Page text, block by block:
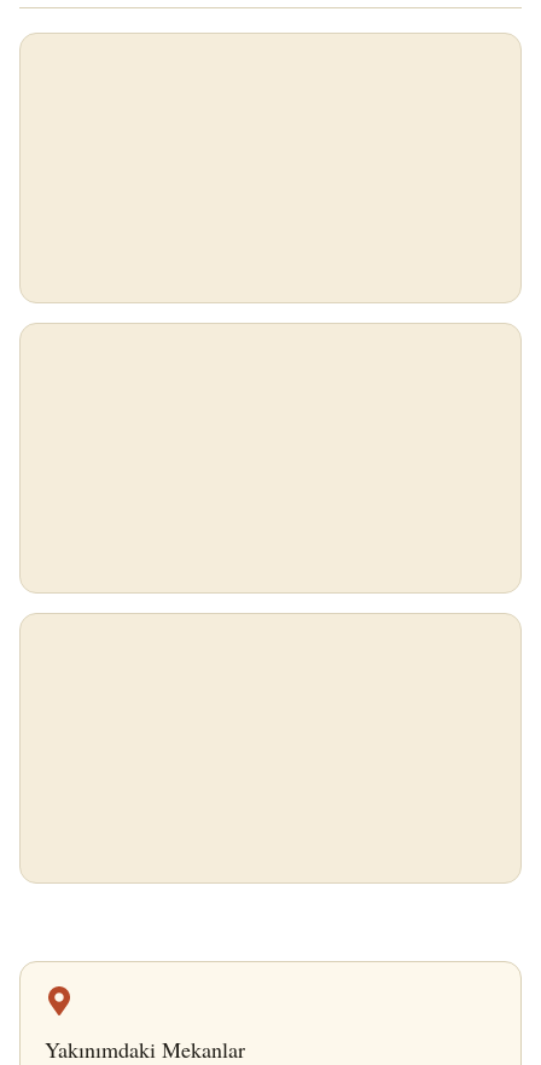
Yakınımdaki Mekanlar